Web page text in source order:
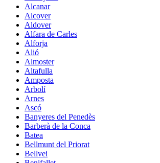
Alcanar
Alcover
Aldover
Alfara de Carles
Alforja
Alió
Almoster
Altafulla
Amposta
Arbolí
Arnes
Ascó
Banyeres del Penedès
Barberà de la Conca
Batea
Bellmunt del Priorat
Bellvei